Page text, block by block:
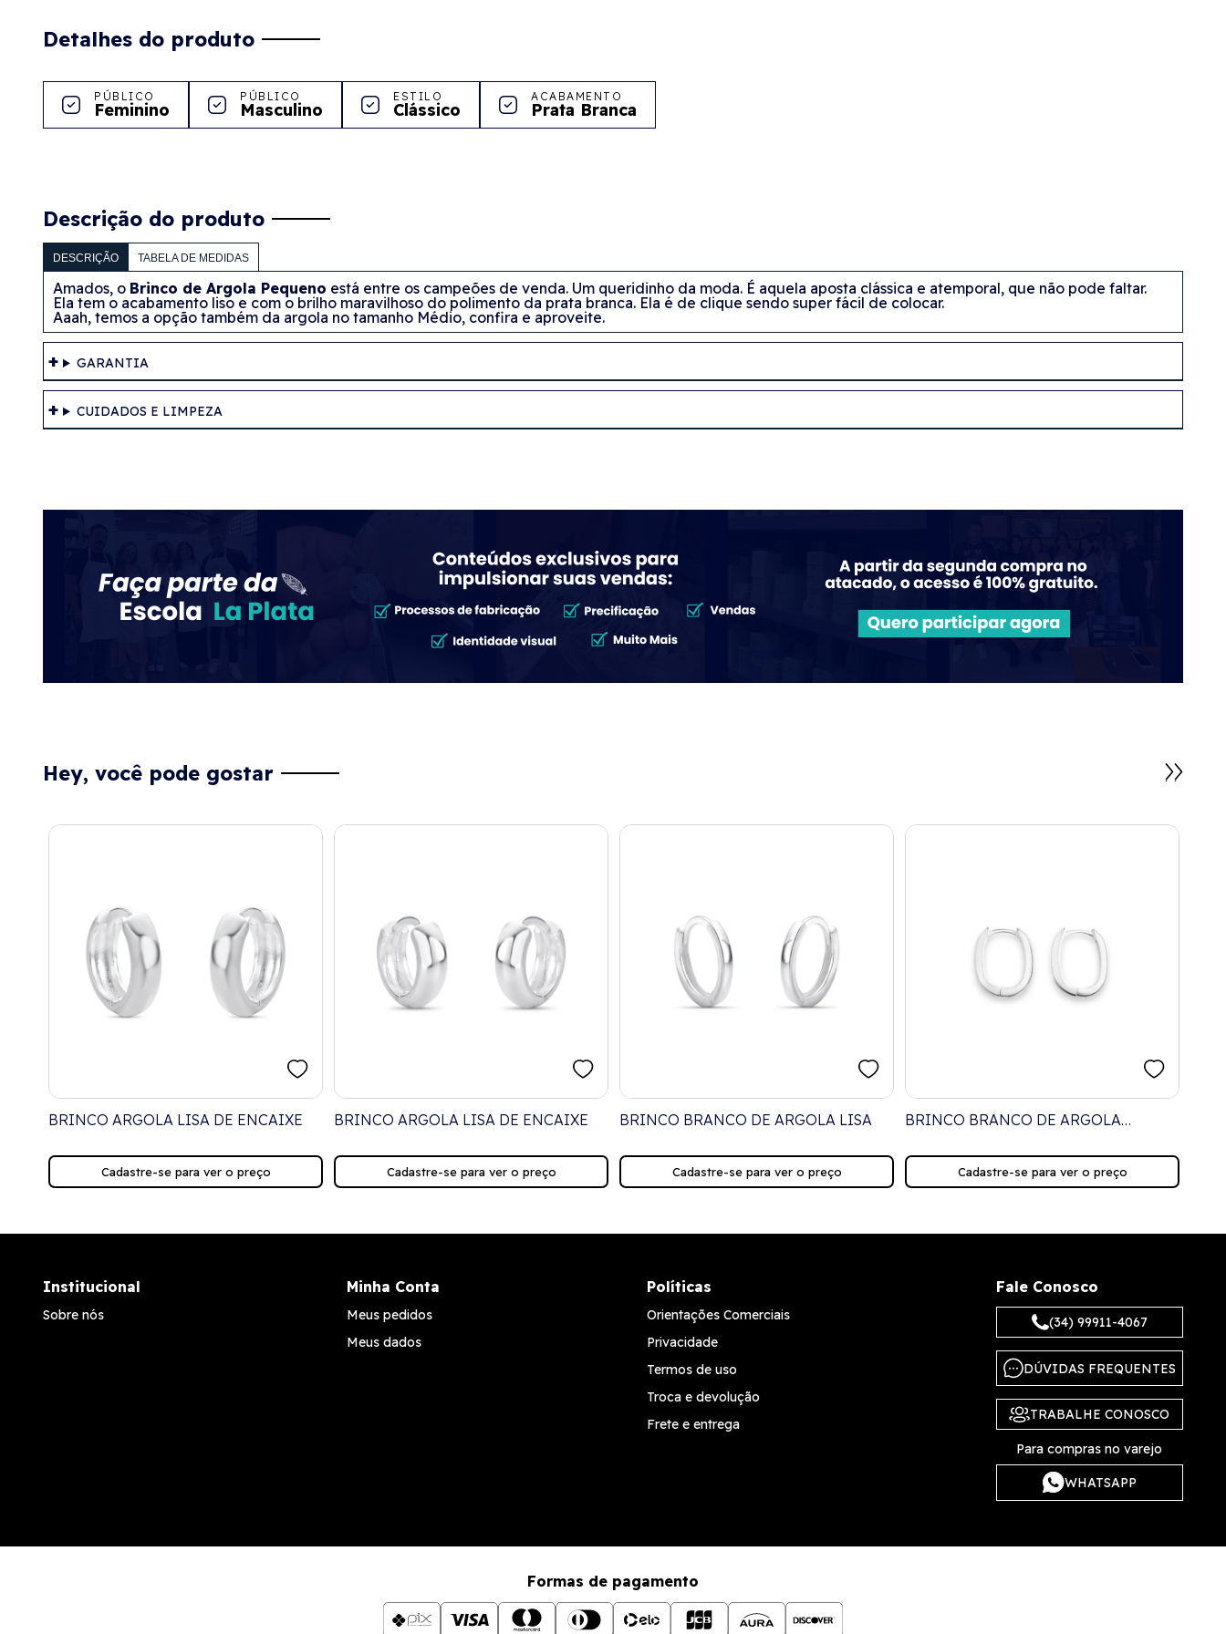
Detalhes do produto
PÚBLICO
Feminino
PÚBLICO
Masculino
ESTILO
Clássico
ACABAMENTO
Prata Branca
Descrição do produto
DESCRIÇÃO TABELA DE MEDIDAS
Amados, o Brinco de Argola Pequeno está entre os campeões de venda. Um queridinho da moda. É aquela aposta clássica e atemporal, que não pode faltar.
Ela tem o acabamento liso e com o brilho maravilhoso do polimento da prata branca. Ela é de clique sendo super fácil de colocar.
Aaah, temos a opção também da argola no tamanho Médio, confira e aproveite.
GARANTIA
CUIDADOS E LIMPEZA
Hey, você pode gostar
BRINCO ARGOLA LISA DE ENCAIXE
Cadastre-se para ver o preço
BRINCO ARGOLA LISA DE ENCAIXE
Cadastre-se para ver o preço
BRINCO BRANCO DE ARGOLA LISA
Cadastre-se para ver o preço
BRINCO BRANCO DE ARGOLA
Cadastre-se para ver o preço
Institucional
Sobre nós
Minha Conta
Meus pedidos
Meus dados
Políticas
Orientações Comerciais
Privacidade
Termos de uso
Troca e devolução
Frete e entrega
Fale Conosco
(34) 99911-4067
DÚVIDAS FREQUENTES
TRABALHE CONOSCO
Para compras no varejo
WHATSAPP
Formas de pagamento